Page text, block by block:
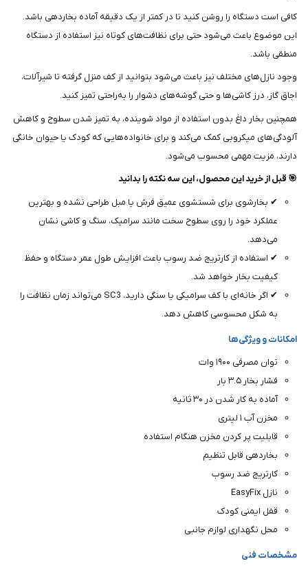
کافی است دستگاه را روشن کنید تا در کمتر از یک دقیقه آماده بخاردهی باشد.
این موضوع باعث می‌شود حتی برای نظافت‌های کوتاه نیز استفاده از دستگاه
منطقی باشد.
وجود نازل‌های مختلف نیز باعث می‌شود بتوانید از کف منزل گرفته تا شیرآلات،
اجاق گاز، درز کاشی‌ها و حتی گوشه‌های دشوار را به‌راحتی تمیز کنید.
همچنین بخار داغ بدون استفاده از مواد شوینده، به تمیز شدن سطوح و کاهش
آلودگی‌های میکروبی کمک می‌کند و برای خانواده‌هایی که کودک یا حیوان خانگی
دارند، مزیت مهمی محسوب می‌شود.
🎯 قبل از خرید این محصول، این سه نکته را بدانید
✔ بخارشوی برای شستشوی عمیق فرش یا مبل طراحی نشده و بهترین
عملکرد خود را روی سطوح سخت مانند سرامیک، سنگ و کاشی نشان
می‌دهد.
✔ استفاده از کارتریج ضد رسوب باعث افزایش طول عمر دستگاه و حفظ
کیفیت بخار خواهد شد.
✔ اگر خانه‌ای با کف سرامیکی یا سنگی دارید، SC3 می‌تواند زمان نظافت را
به شکل محسوسی کاهش دهد.
امکانات و ویژگی‌ها
توان مصرفی ۱۹۰۰ وات
فشار بخار ۳.۵ بار
آماده به کار شدن در ۳۰ ثانیه
مخزن آب ۱ لیتری
قابلیت پر کردن مخزن هنگام استفاده
بخاردهی قابل تنظیم
کارتریج ضد رسوب
نازل EasyFix
قفل ایمنی کودک
محل نگهداری لوازم جانبی
مشخصات فنی